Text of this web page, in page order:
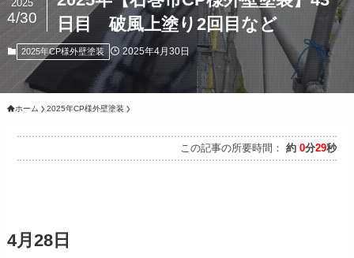
日目 破風上塗り2回目など
2025
4/30
2025年CP様外壁塗装 2025年4月30日
ホーム 2025年CP様外壁塗装
この記事の所要時間： 約 0分29秒
4月28日